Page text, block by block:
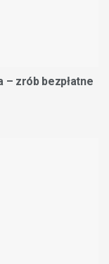
– zrób bezpłatne